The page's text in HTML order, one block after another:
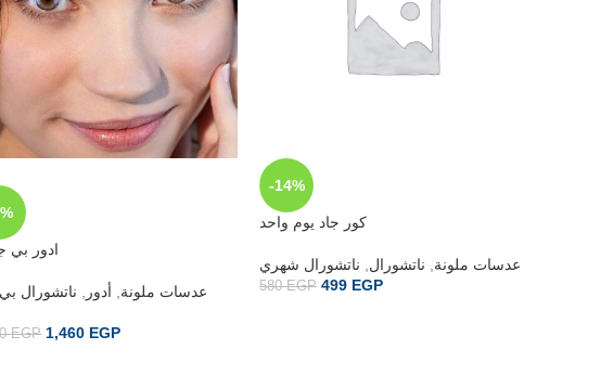
ادور بي
عدسات ملونة, أدور , ناتشورال
EGP 1,460 EGP
-14%
كور جاد يوم واحد
عدسات ملونة, ناتشورال, ناتشورال شهري
580EGP 499 EGP